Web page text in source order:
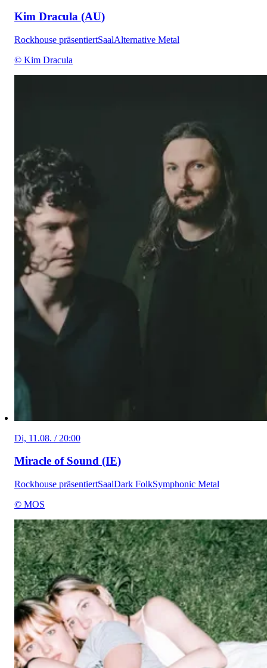
Kim Dracula (AU)
Rockhouse präsentiertSaalAlternative Metal
© Kim Dracula
Di, 11.08. / 20:00
Miracle of Sound (IE)
Rockhouse präsentiertSaalDark FolkSymphonic Metal
© MOS